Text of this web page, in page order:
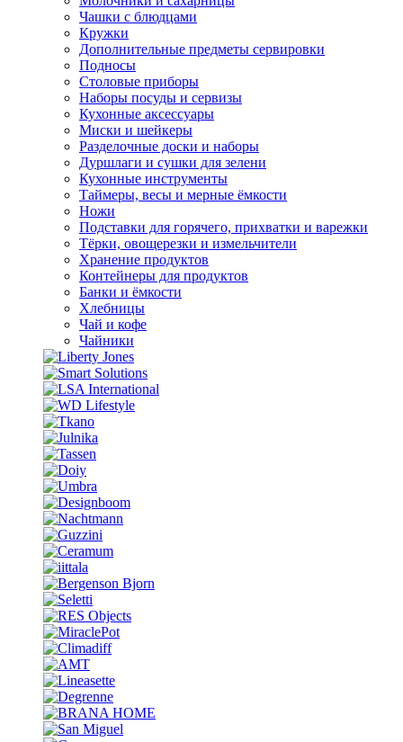
Чашки с блюдцами
Кружки
Дополнительные предметы сервировки
Подносы
Столовые приборы
Наборы посуды и сервизы
Кухонные аксессуары
Миски и шейкеры
Разделочные доски и наборы
Дуршлаги и сушки для зелени
Кухонные инструменты
Таймеры, весы и мерные ёмкости
Ножи
Подставки для горячего, прихватки и варежки
Тёрки, овощерезки и измельчители
Хранение продуктов
Контейнеры для продуктов
Банки и ёмкости
Хлебницы
Чай и кофе
Чайники